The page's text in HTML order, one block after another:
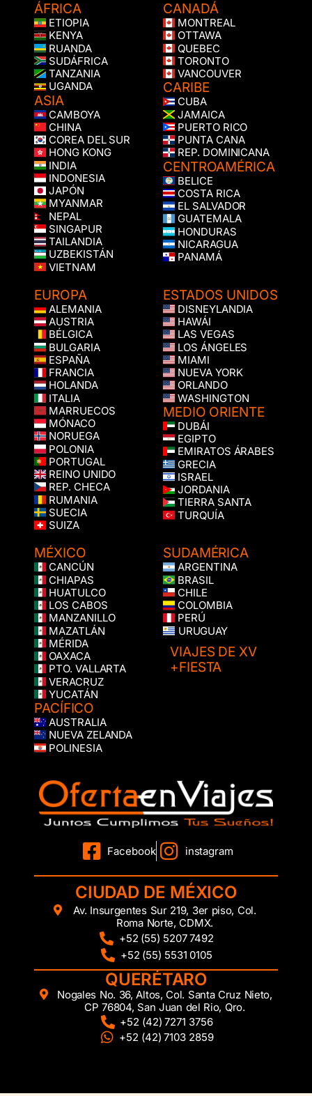
ÁFRICA
ETIOPIA
KENYA
RUANDA
SUDÁFRICA
TANZANIA
UGANDA
ASIA
CAMBOYA
CHINA
COREA DEL SUR
HONG KONG
INDIA
INDONESIA
JAPÓN
MYANMAR
NEPAL
SINGAPUR
TAILANDIA
UZBEKISTÁN
VIETNAM
CANADÁ
MONTREAL
OTTAWA
QUEBEC
TORONTO
VANCOUVER
CARIBE
CUBA
JAMAICA
PUERTO RICO
PUNTA CANA
REP. DOMINICANA
CENTROAMÉRICA
BELICE
COSTA RICA
EL SALVADOR
GUATEMALA
HONDURAS
NICARAGUA
PANAMÁ
EUROPA
ALEMANIA
AUSTRIA
BÉLGICA
BULGARIA
ESPAÑA
FRANCIA
HOLANDA
ITALIA
MARRUECOS
MÓNACO
NORUEGA
POLONIA
PORTUGAL
REINO UNIDO
REP. CHECA
RUMANIA
SUECIA
SUIZA
ESTADOS UNIDOS
DISNEYLANDIA
HAWÁI
LAS VEGAS
LOS ÁNGELES
MIAMI
NUEVA YORK
ORLANDO
WASHINGTON
MEDIO ORIENTE
DUBÁI
EGIPTO
EMIRATOS ÁRABES
GRECIA
ISRAEL
JORDANIA
TIERRA SANTA
TURQUÍA
MÉXICO
CANCÚN
CHIAPAS
HUATULCO
LOS CABOS
MANZANILLO
MAZATLÁN
MÉRIDA
OAXACA
PTO. VALLARTA
VERACRUZ
YUCATÁN
PACÍFICO
AUSTRALIA
NUEVA ZELANDA
POLINESIA
SUDAMÉRICA
ARGENTINA
BRASIL
CHILE
COLOMBIA
PERÚ
URUGUAY
VIAJES DE XV
+FIESTA
Facebook instagram
CIUDAD DE MÉXICO
Av. Insurgentes Sur 219, 3er piso, Col.
Roma Norte, CDMX.
+52 (55) 5207 7492
+52 (55) 5531 0105
QUERÉTARO
Nogales No. 36, Altos, Col. Santa Cruz Nieto,
CP 76804, San Juan del Rio, Qro.
+52 (42) 7271 3756
+52 (42) 7103 2859